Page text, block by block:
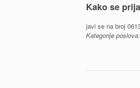
Kako se
javi se na broj
Kategorije poslova: